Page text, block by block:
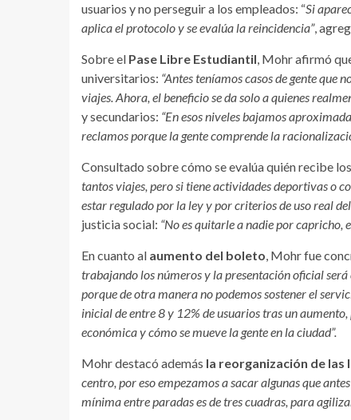
usuarios y no perseguir a los empleados: “Si
aplica el protocolo y se evalúa la reincidencia”,
Sobre el Pase Libre Estudiantil, Mohr afirmó
universitarios: “Antes teníamos casos de gente
viajes. Ahora, el beneficio se da solo a quienes
y secundarios: “En esos niveles bajamos
reclamos porque la gente comprende la
Consultado sobre cómo se evalúa quién recibe
tantos viajes, pero si tiene actividades deportivas o
estar regulado por la ley y por criterios de uso real del
justicia social: “No es quitarle a nadie por capricho,
En cuanto al aumento del boleto, Mohr fue
trabajando los números y la presentación oficial
porque de otra manera no podemos sostener el
inicial de entre 8 y 12% de usuarios tras un
económica y cómo se mueve la gente en la ciudad”.
Mohr destacó además la reorganización de las
centro, por eso empezamos a sacar algunas que
mínima entre paradas es de tres cuadras, para